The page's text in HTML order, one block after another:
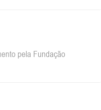
pela Fundação